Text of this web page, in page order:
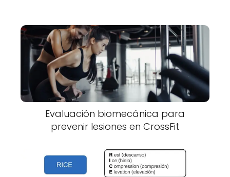
Evaluación biomecánica para
prevenir lesiones en CrossFit